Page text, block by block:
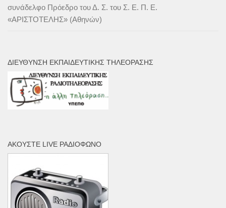
συνάδελφο Πρόεδρο του Δ. Σ. του Σ. Ε. Π. Ε.
«ΑΡΙΣΤΟΤΕΛΗΣ» (Αθηνών)
ΔΙΕΎΘΥΝΣΗ ΕΚΠΑΙΔΕΥΤΙΚΉΣ ΤΗΛΕΌΡΑΣΗΣ
ΑΚΟΎΣΤΕ LIVE ΡΑΔΙΌΦΩΝΟ